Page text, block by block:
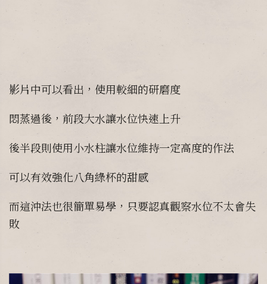
影片中可以看出，使用較細的研磨度
悶蒸過後，前段大水讓水位快速上升
後半段則使用小水柱讓水位維持一定高度的作法
可以有效強化八角綠杯的甜感
而這沖法也很簡單易學，只要認真觀察水位不太會失
敗